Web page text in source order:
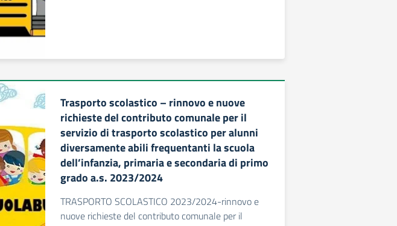
Trasporto scolastico – rinnovo e nuove
richieste del contributo comunale per il
servizio di trasporto scolastico per alunni
diversamente abili frequentanti la scuola
dell’infanzia, primaria e secondaria di primo
grado a.s. 2023/2024
TRASPORTO SCOLASTICO 2023/2024-rinnovo e
nuove richieste del contributo comunale per il